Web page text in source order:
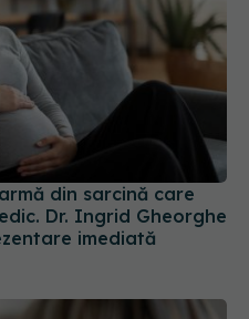
Dr. Ingrid Gheorghe
imediată